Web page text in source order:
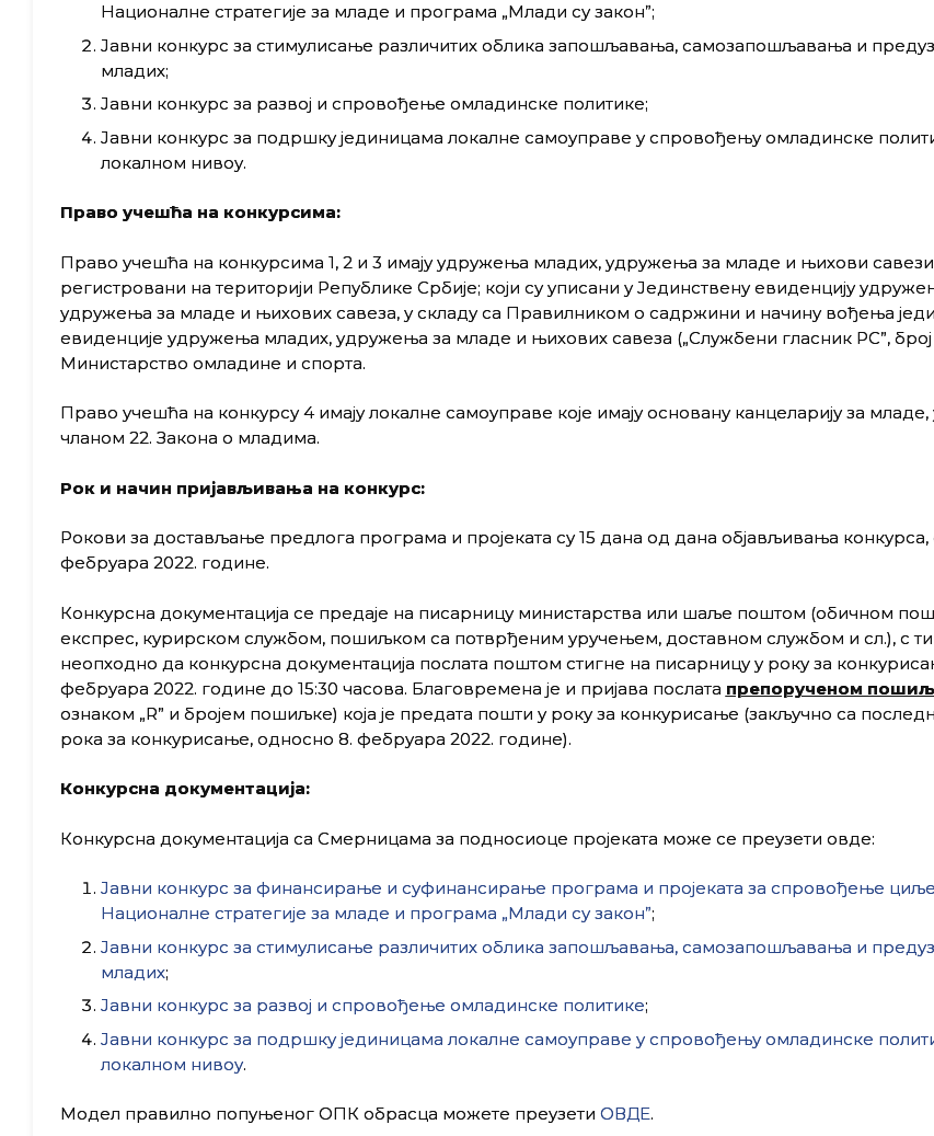
Националне стратегије за младе и програма „Млади су законˮ;
Јавни конкурс за стимулисање различитих облика запошљавања, самозапошљавања и
младих;
Јавни конкурс за развој и спровођење омладинске политике;
Јавни конкурс за подршку јединицама локалне самоуправе у спровођењу омладинске
локалном нивоу.
Право учешћа на конкурсима:
Право учешћа на конкурсима 1, 2 и 3 имају удружења младих, удружења за младе и њихови савези
регистровани на територији Републике Србије; који су уписани у Јединствену евиденцију
удружења зa младе и њихових савеза, у складу са Правилником о садржини и начину вођења
евиденције удружења младих, удружења за младе и њихових савеза („Службени гласник РС”, број
Министарство омладине и спорта.
Право учешћа на конкурсу 4 имају локалне самоуправе које имају основану канцеларију за младе,
чланом 22. Закона о младима.
Рок и начин пријављивања на конкурс:
Рокови за достављање предлога програма и пројеката су 15 дана од дана објављивања
фебруара 2022. године.
Конкурсна документација се предаје на писарницу министарства или шаље поштом (обичном
експрес, курирском службом, пошиљком са потврђеним уручењем, доставном службом и сл.), с
неопходно да конкурсна документација послата поштом стигне на писарницу у року за
фебруара 2022. године до 15:30 часова. Благовремена је и пријава послата препорученом
ознаком „R” и бројем пошиљке) која је предата пошти у року за конкурисање (закључно са
рока за конкурисање, односно 8. фебруара 2022. године).
Конкурсна документација:
Конкурсна документација са Смерницама за подносиоце пројеката може се преузети овде:
Јавни конкурс за финансирање и суфинансирање програма и пројеката за спровођење
Националне стратегије за младе и програма „Млади су законˮ;
Јавни конкурс за стимулисање различитих облика запошљавања, самозапошљавања и
младих;
Јавни конкурс за развој и спровођење омладинске политике;
Јавни конкурс за подршку јединицама локалне самоуправе у спровођењу омладинске
локалном нивоу.
Модел правилно попуњеног ОПК обрасца можете преузети ОВДЕ.